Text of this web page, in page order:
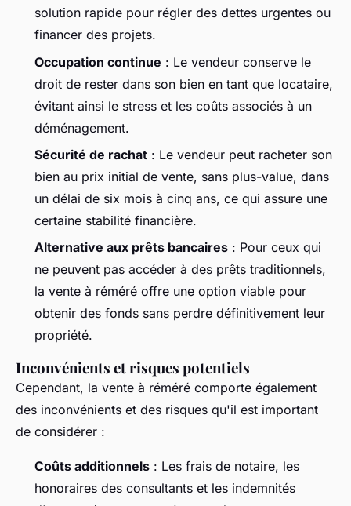
solution rapide pour régler des dettes urgentes ou
financer des projets.
Occupation continue : Le vendeur conserve le
droit de rester dans son bien en tant que locataire,
évitant ainsi le stress et les coûts associés à un
déménagement.
Sécurité de rachat : Le vendeur peut racheter son
bien au prix initial de vente, sans plus-value, dans
un délai de six mois à cinq ans, ce qui assure une
certaine stabilité financière.
Alternative aux prêts bancaires : Pour ceux qui
ne peuvent pas accéder à des prêts traditionnels,
la vente à réméré offre une option viable pour
obtenir des fonds sans perdre définitivement leur
propriété.
Inconvénients et risques potentiels
Cependant, la vente à réméré comporte également
des inconvénients et des risques qu'il est important
de considérer :
Coûts additionnels : Les frais de notaire, les
honoraires des consultants et les indemnités